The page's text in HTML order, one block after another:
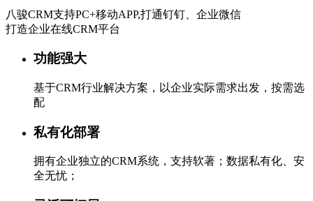
八骏CRM支持PC+移动APP,打通钉钉、企业微信
打造企业在线CRM平台
功能强大
基于CRM行业解决方案，以企业实际需求出发，按需选
配
私有化部署
拥有企业独立的CRM系统，支持软著；数据私有化、安
全无忧；